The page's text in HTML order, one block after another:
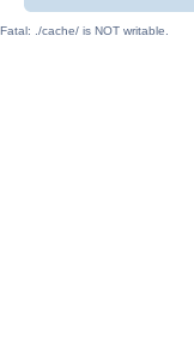
Fatal: ./cache/ is NOT writable.